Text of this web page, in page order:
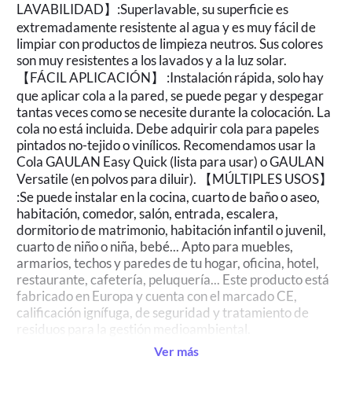
LAVABILIDAD】:Superlavable, su superficie es
extremadamente resistente al agua y es muy fácil de
limpiar con productos de limpieza neutros. Sus colores
son muy resistentes a los lavados y a la luz solar.
【FÁCIL APLICACIÓN】 :Instalación rápida, solo hay
que aplicar cola a la pared, se puede pegar y despegar
tantas veces como se necesite durante la colocación. La
cola no está incluida. Debe adquirir cola para papeles
pintados no-tejido o vinílicos. Recomendamos usar la
Cola GAULAN Easy Quick (lista para usar) o GAULAN
Versatile (en polvos para diluir). 【MÚLTIPLES USOS】
:Se puede instalar en la cocina, cuarto de baño o aseo,
habitación, comedor, salón, entrada, escalera,
dormitorio de matrimonio, habitación infantil o juvenil,
cuarto de niño o niña, bebé... Apto para muebles,
armarios, techos y paredes de tu hogar, oficina, hotel,
restaurante, cafetería, peluquería... Este producto está
fabricado en Europa y cuenta con el marcado CE,
calificación ignífuga, de seguridad y tratamiento de
residuos para la gestión medioambiental.
Ver más